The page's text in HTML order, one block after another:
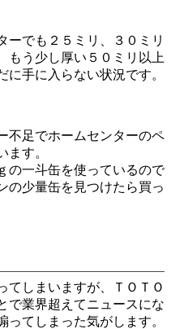
ーでも２５ミリ、３０ミリ
もう少し厚い５０ミリ以上
手に入らない状況です。
不足でホームセンターのペ
ます。
の一斗缶を使っているので
の少量缶を見つけたら買っ
てしまいますが、ＴＯＴＯ
で業界超えてニュースにな
ってしまった気がします。